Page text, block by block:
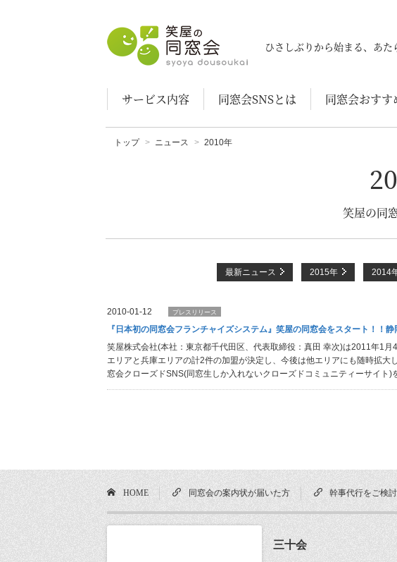
笑屋の同窓会
ひさしぶりから始まる、あた
サービス内容 同窓会SNSとは 同窓会おすす
トップ ニュース 2010年
笑屋の同
最新ニュース 2015年 2014
2010-01-12 プレスリリース
『日本初の同窓会フランチャイズシステム』笑屋の同窓会をスタート！！
笑屋株式会社(本社：東京都千代田区、代表取締役：真田 幸次)は2011年1
エリアと兵庫エリアの計2件の加盟が決定し、今後は他エリアにも随時拡
窓会クローズドSNS(同窓生しか入れないクローズドコミュニティーサイ
HOME 同窓会の案内状が届いた方 幹事代行をご検
三十会